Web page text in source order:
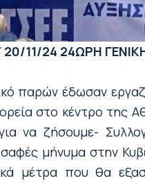
20/11/24 24ΩΡΗ
παρών έδωσαν
στο κέντρο της
να ζήσουμε-
μήνυμα στην
μέτρα που θα